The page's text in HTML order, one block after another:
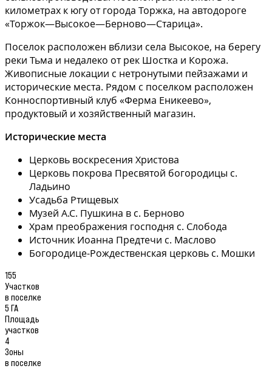
километрах к югу от города Торжка, на автодороге
«Торжок—Высокое—Берново—Старица».
Поселок расположен вблизи села Высокое, на берегу
реки Тьма и недалеко от рек Шостка и Корожа.
Живописные локации с нетронутыми пейзажами и
исторические места. Рядом с поселком расположен
Конноспортивный клуб «Ферма Еникеево»,
продуктовый и хозяйственный магазин.
Исторические места
Церковь воскресения Христова
Церковь покрова Пресвятой богородицы с.
Ладьино
Усадьба Ртищевых
Музей А.С. Пушкина в с. Берново
Храм преображения господня с. Слобода
Источник Иоанна Предтечи с. Маслово
Богородице-Рождественская церковь с. Мошки
155
Участков
в поселке
5 ГА
Площадь
участков
4
Зоны
в поселке